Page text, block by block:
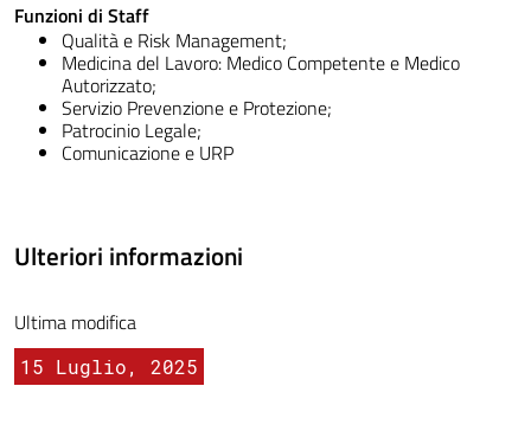
Funzioni di Staff
Qualità e Risk Management;
Medicina del Lavoro: Medico Competente e Medico
Autorizzato;
Servizio Prevenzione e Protezione;
Patrocinio Legale;
Comunicazione e URP
Ulteriori informazioni
Ultima modifica
15 Luglio, 2025